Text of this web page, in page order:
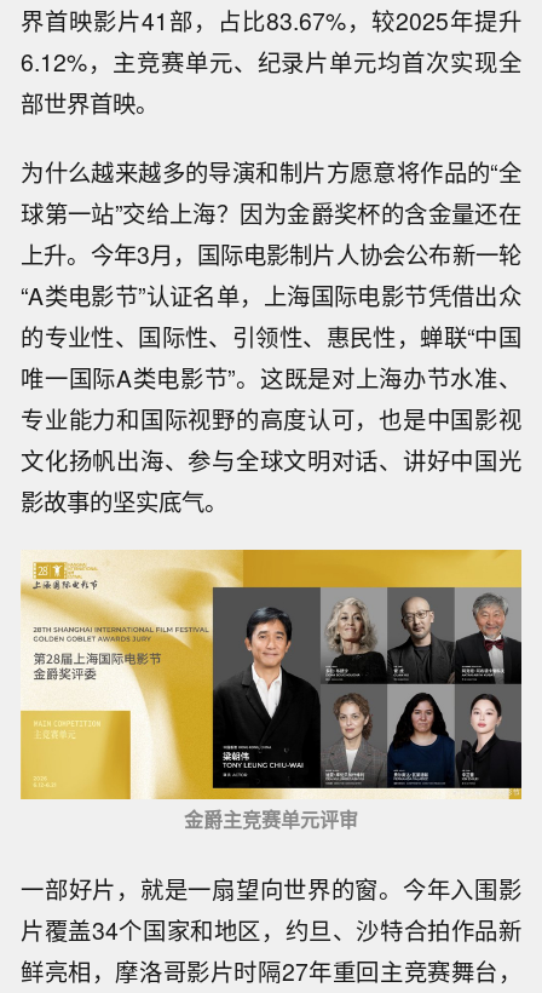
界首映影片41部，占比83.67%，较2025年提升
6.12%，主竞赛单元、纪录片单元均首次实现全
部世界首映。
为什么越来越多的导演和制片方愿意将作品的“全
球第一站”交给上海？因为金爵奖杯的含金量还在
上升。今年3月，国际电影制片人协会公布新一轮
“A类电影节”认证名单，上海国际电影节凭借出众
的专业性、国际性、引领性、惠民性，蝉联“中国
唯一国际A类电影节”。这既是对上海办节水准、
专业能力和国际视野的高度认可，也是中国影视
文化扬帆出海、参与全球文明对话、讲好中国光
影故事的坚实底气。
金爵主竞赛单元评审
一部好片，就是一扇望向世界的窗。今年入围影
片覆盖34个国家和地区，约旦、沙特合拍作品新
鲜亮相，摩洛哥影片时隔27年重回主竞赛舞台，